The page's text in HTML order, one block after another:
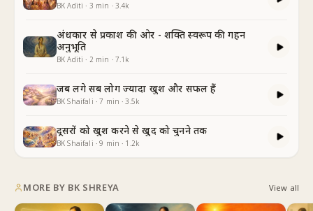
BK Aditi · 3 min · 3.4k
अंधकार से प्रकाश की ओर - शक्ति स्वरूप की गहन
अनुभूति
BK Aditi · 2 min · 7.1k
जब लगे सब लोग ज्यादा खुश और सफल हैं
BK Shaifali ·7 min ·3.5k
दूसरों को खुश करने से खुद को चुनने तक
BK Shaifali ·9 min · 1.2k
MORE BY BK SHREYA View all